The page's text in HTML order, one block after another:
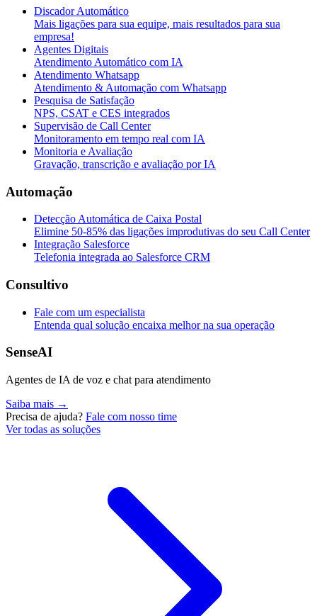
Discador Automático
Mais ligações para sua equipe, mais resultados para sua
empresa!
Agentes Digitais
Atendimento Automático com IA
Atendimento Whatsapp
Atendimento & Automação com Whatsapp
Pesquisa de Satisfação
NPS, CSAT e CES integrados
Supervisão de Call Center
Monitoramento em tempo real com IA
Monitoria e Avaliação
Gravação, transcrição e avaliação por IA
Automação
Detecção Automática de Caixa Postal
Elimine 50-85% das ligações improdutivas do seu Call Center
Integração Salesforce
Telefonia integrada ao Salesforce CRM
Consultivo
Fale com um especialista
Entenda qual solução encaixa melhor na sua operação
SenseAI
Agentes de IA de voz e chat para atendimento
Saiba mais →
Precisa de ajuda? Fale com nosso time
Ver todas as soluções